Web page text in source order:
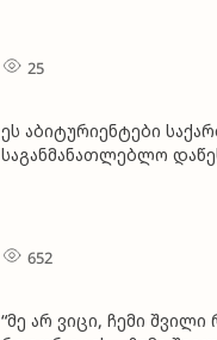
25
ეს აბიტურიენტები საქართველოს უმაღლეს
საგანმანათლებლო
652
“მე არ ვიცი, ჩემი